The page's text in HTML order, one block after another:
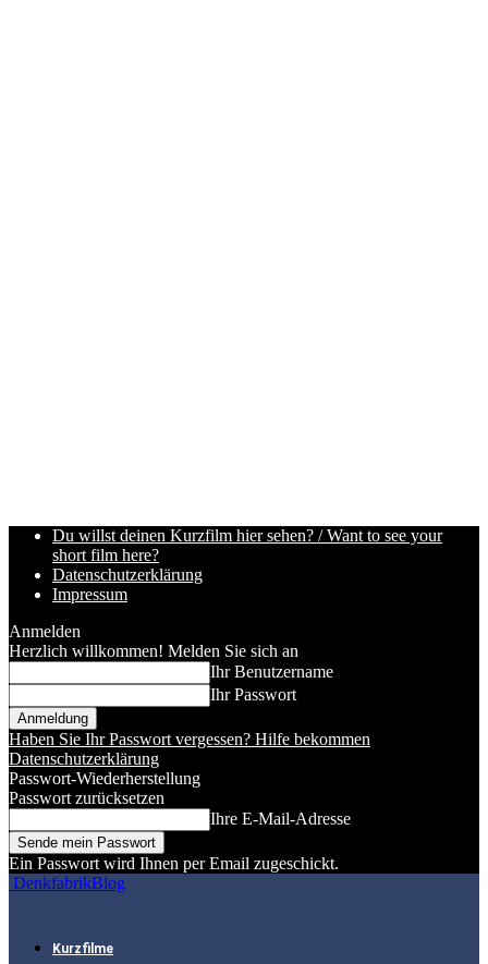
Du willst deinen Kurzfilm hier sehen? / Want to see your
short film here?
Datenschutzerklärung
Impressum
Anmelden
Herzlich willkommen! Melden Sie sich an
Ihr Benutzername
Ihr Passwort
Haben Sie Ihr Passwort vergessen? Hilfe bekommen
Datenschutzerklärung
Passwort-Wiederherstellung
Passwort zurücksetzen
Ihre E-Mail-Adresse
Ein Passwort wird Ihnen per Email zugeschickt.
DenkfabrikBlog
Kurzfilme